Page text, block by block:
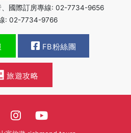
、國際訂房專線: 02-7734-9656
: 02-7734-9766
FB粉絲團
旅遊攻略